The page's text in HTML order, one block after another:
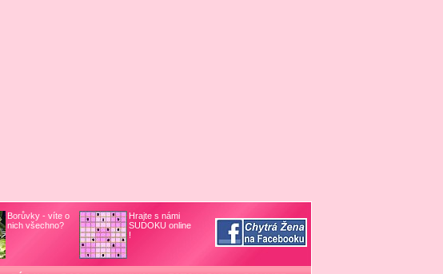
Borůvky - víte o
nich všechno?
Hrajte s námi
SUDOKU online
!